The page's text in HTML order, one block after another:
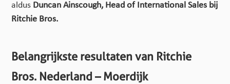
aldus Duncan Ainscough, Head of International Sales bij
Ritchie Bros.
Belangrijkste resultaten van Ritchie
Bros. Nederland – Moerdijk